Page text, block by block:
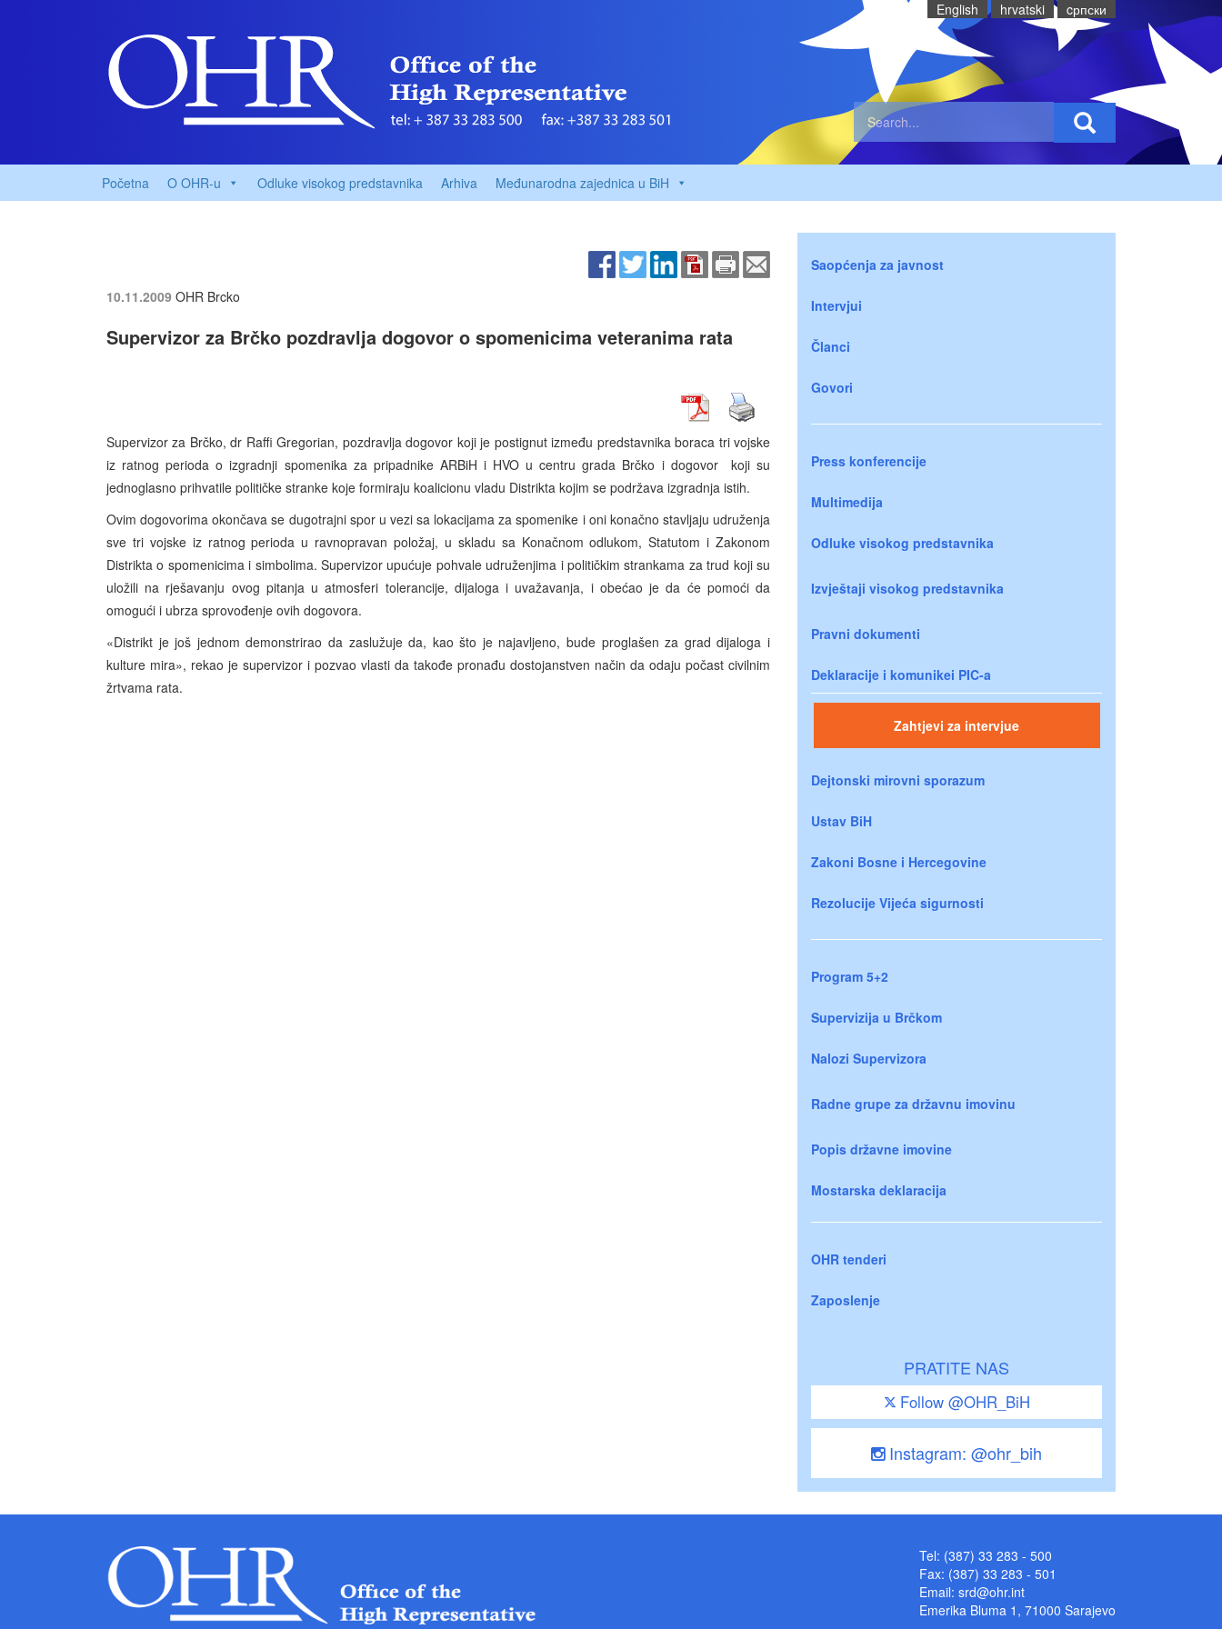
English hrvatski cрпски
Početna O OHR-u Odluke visokog predstavnika Arhiva Međunarodna zajednica u BiH
10.11.2009 OHR Brcko
Supervizor za Brčko pozdravlja dogovor o spomenicima veteranima rata
Supervizor za Brčko, dr Raffi Gregorian, pozdravlja dogovor koji je postignut između predstavnika boraca tri vojske
iz ratnog perioda o izgradnji spomenika za pripadnike ARBiH i HVO u centru grada Brčko i dogovor koji su
jednoglasno prihvatile političke stranke koje formiraju koalicionu vladu Distrikta kojim se podržava izgradnja istih.
Ovim dogovorima okončava se dugotrajni spor u vezi sa lokacijama za spomenike i oni konačno stavljaju udruženja
sve tri vojske iz ratnog perioda u ravnopravan položaj, u skladu sa Konačnom odlukom, Statutom i Zakonom
Distrikta o spomenicima i simbolima. Supervizor upućuje pohvale udruženjima i političkim strankama za trud koji su
uložili na rješavanju ovog pitanja u atmosferi tolerancije, dijaloga i uvažavanja, i obećao je da će pomoći da
omogući i ubrza sprovođenje ovih dogovora.
«Distrikt je još jednom demonstrirao da zaslužuje da, kao što je najavljeno, bude proglašen za grad dijaloga i
kulture mira», rekao je supervizor i pozvao vlasti da takođe pronađu dostojanstven način da odaju počast civilnim
žrtvama rata.
Saopćenja za javnost
Intervjui
Članci
Govori
Press konferencije
Multimedija
Odluke visokog predstavnika
Izvještaji visokog predstavnika
Pravni dokumenti
Deklaracije i komunikei PIC-a
Zahtjevi za intervjue
Dejtonski mirovni sporazum
Ustav BiH
Zakoni Bosne i Hercegovine
Rezolucije Vijeća sigurnosti
Program 5+2
Supervizija u Brčkom
Nalozi Supervizora
Radne grupe za državnu imovinu
Popis državne imovine
Mostarska deklaracija
OHR tenderi
Zaposlenje
PRATITE NAS
Follow @OHR_BiH
Instagram: @ohr_bih
Tel: (387) 33 283 - 500
Fax: (387) 33 283 - 501
Email: srd@ohr.int
Emerika Bluma 1, 71000 Sarajevo